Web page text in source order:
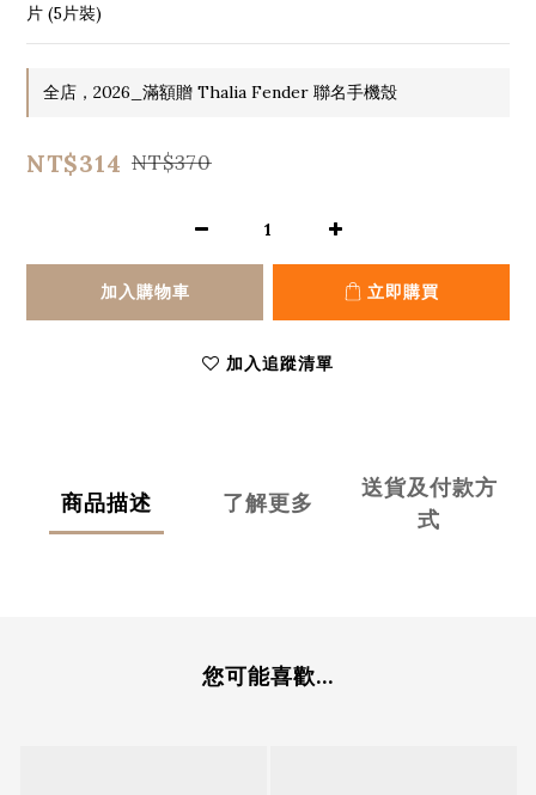
片 (5片裝)
全店，2026_滿額贈 Thalia Fender 聯名手機殼
NT$314 NT$370
加入購物車 立即購買
加入追蹤清單
商品描述 了解更多
送貨及付款方
式
您可能喜歡...